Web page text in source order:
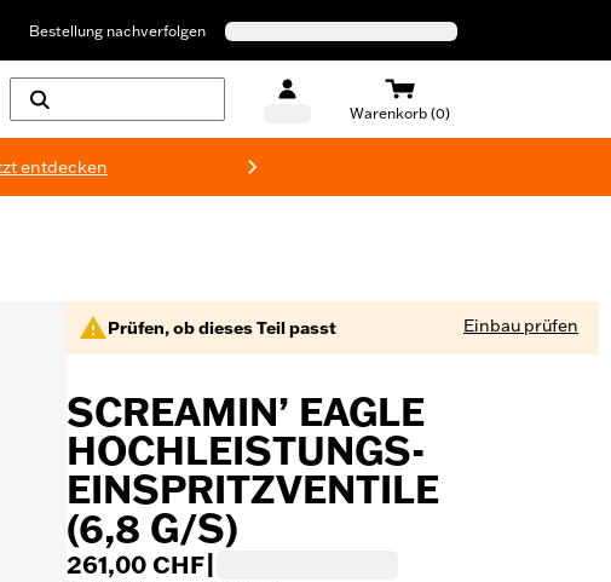
Bestellung nachverfolgen
Warenkorb (0)
entdecken
Prüfen, ob dieses Teil passt Einbau prüfen
SCREAMIN’ EAGLE
HOCHLEISTUNGS-
EINSPRITZVENTILE
(6,8 G/S)
261,00 CHF